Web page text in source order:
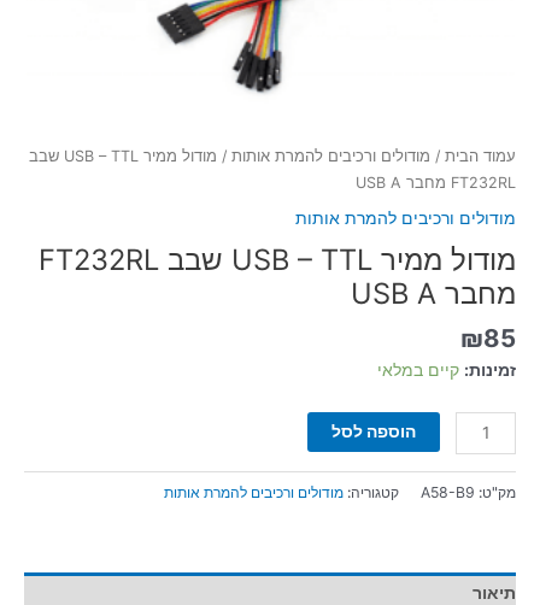
עמוד הבית / מודולים ורכיבים להמרת אותות
/ מודול ממיר USB – TTL שבב
FT232RL מחבר USB A
מודולים ורכיבים להמרת אותות
מודול ממיר USB – TTL שבב FT232RL
מחבר USB A
₪85
זמינות: קיים במלאי
הוספה לסל
מק"ט: A58-B9 קטגוריה: מודולים ורכיבים להמרת אותות
תיאור